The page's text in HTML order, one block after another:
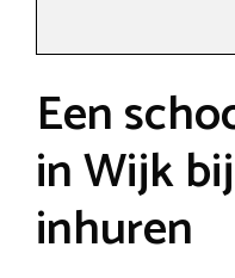
Een
in Wijk
inhuren